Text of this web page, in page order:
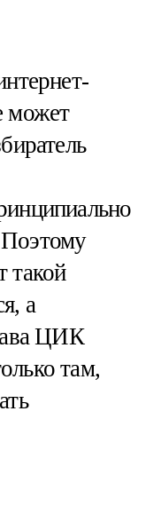
может
такой
а
ЦИК
там,